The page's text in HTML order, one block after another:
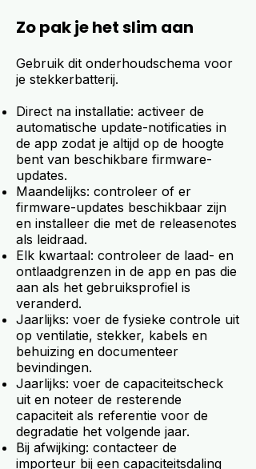
Zo pak je het slim aan
Gebruik dit onderhoudschema voor
je stekkerbatterij.
Direct na installatie: activeer de
automatische update-notificaties in
de app zodat je altijd op de hoogte
bent van beschikbare firmware-
updates.
Maandelijks: controleer of er
firmware-updates beschikbaar zijn
en installeer die met de releasenotes
als leidraad.
Elk kwartaal: controleer de laad- en
ontlaadgrenzen in de app en pas die
aan als het gebruiksprofiel is
veranderd.
Jaarlijks: voer de fysieke controle uit
op ventilatie, stekker, kabels en
behuizing en documenteer
bevindingen.
Jaarlijks: voer de capaciteitscheck
uit en noteer de resterende
capaciteit als referentie voor de
degradatie het volgende jaar.
Bij afwijking: contacteer de
importeur bij een capaciteitsdaling